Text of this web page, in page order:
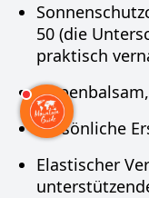
50 (die
praktisch
Lippenbalsam,
Persönliche
Elastischer